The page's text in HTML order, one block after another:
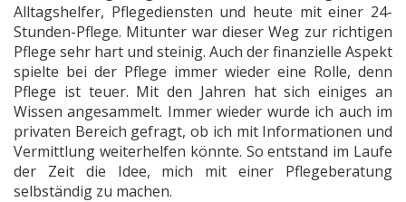
Alltagshelfer, Pflegediensten und heute mit einer 24-
Stunden-Pflege. Mitunter war dieser Weg zur richtigen
Pflege sehr hart und steinig. Auch der finanzielle Aspekt
spielte bei der Pflege immer wieder eine Rolle, denn
Pflege ist teuer. Mit den Jahren hat sich einiges an
Wissen angesammelt. Immer wieder wurde ich auch im
privaten Bereich gefragt, ob ich mit Informationen und
Vermittlung weiterhelfen könnte. So entstand im Laufe
der Zeit die Idee, mich mit einer Pflegeberatung
selbständig zu machen.